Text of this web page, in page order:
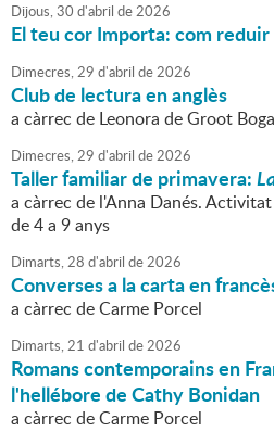
Dijous,30 d'abril de2026
El teu cor Importa: com
Dimecres,29 d'abril de2026
Club de lectura en anglès
a càrrec de Leonora de Groot
Dimecres,29 d'abril de2026
Taller familiar de primavera:
a càrrec de l'Anna Danés.
de 4 a 9 anys
Dimarts,28 d'abril de2026
Converses a la carta en
a càrrec de Carme Porcel
Dimarts,21 d'abril de2026
Romans contemporains en
l'hellébore de Cathy Bonidan
a càrrec de Carme Porcel